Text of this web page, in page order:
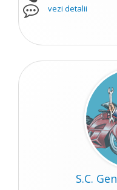
vezi detalii
S.C.